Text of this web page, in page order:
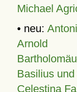
Michael
• neu:
Arnold
Basilius
Celestina